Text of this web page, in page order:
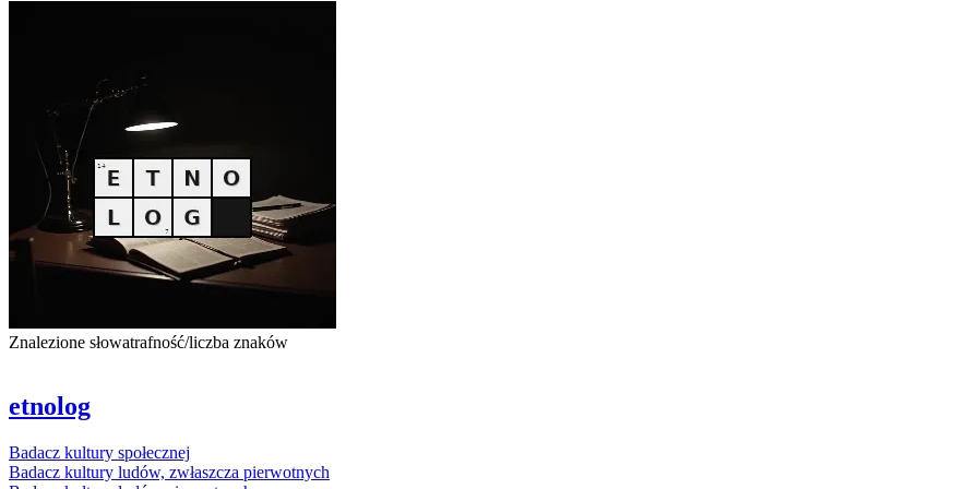
Znalezione słowatrafność/liczba znaków
etnolog
Badacz kultury społecznej
Badacz kultury ludów, zwłaszcza pierwotnych